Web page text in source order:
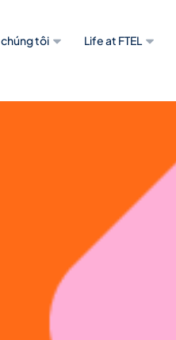
tôi Life at FTEL